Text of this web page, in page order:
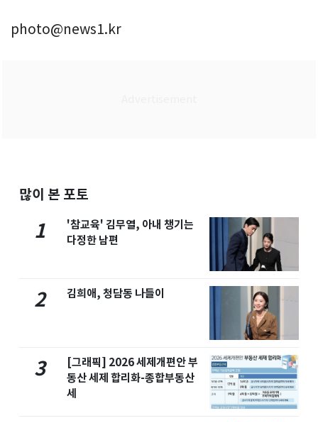
photo@news1.kr
많이 본 포토
1
'참교육' 김무열, 아내 챙기는
다정한 남편
2 김희애, 청담동 나들이
3
[그래픽] 2026 세제개편안 부
동산 세제 합리화-종합부동산
세